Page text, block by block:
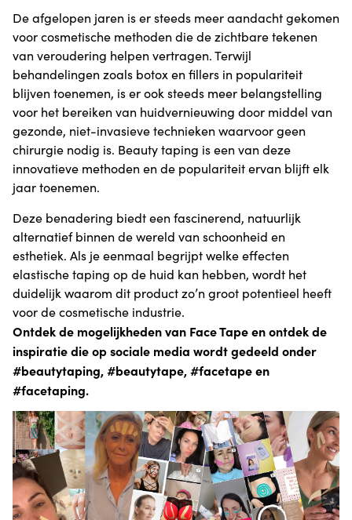
De afgelopen jaren is er steeds meer aandacht gekomen
voor cosmetische methoden die de zichtbare tekenen
van veroudering helpen vertragen. Terwijl
behandelingen zoals botox en fillers in populariteit
blijven toenemen, is er ook steeds meer belangstelling
voor het bereiken van huidvernieuwing door middel van
gezonde, niet-invasieve technieken waarvoor geen
chirurgie nodig is. Beauty taping is een van deze
innovatieve methoden en de populariteit ervan blijft elk
jaar toenemen.
Deze benadering biedt een fascinerend, natuurlijk
alternatief binnen de wereld van schoonheid en
esthetiek. Als je eenmaal begrijpt welke effecten
elastische taping op de huid kan hebben, wordt het
duidelijk waarom dit product zo’n groot potentieel heeft
voor de cosmetische industrie.
Ontdek de mogelijkheden van Face Tape en ontdek de
inspiratie die op sociale media wordt gedeeld onder
#beautytaping, #beautytape, #facetape en
#facetaping.